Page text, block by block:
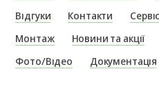
Відгуки
Контакти Сервіс
Монтаж
Новини та акції
Фото/Відео
Документація